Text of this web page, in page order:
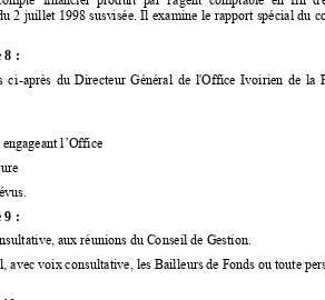
2 juillet 1998 susvisée. Il examine le rapport spécial du
8 :
ci-après du Directeur Général de l'Office Ivoirien de la
l’Office
9 :
aux réunions du Conseil de Gestion.
voix consultative, les Bailleurs de Fonds ou toute